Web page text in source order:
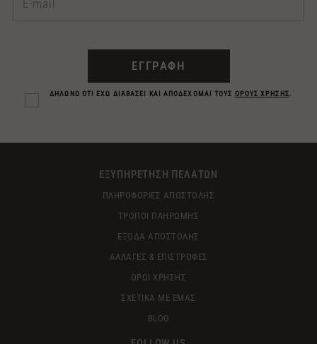
ΕΓΓΡΑΦΗ
ΔΗΛΩΝΩ ΟΤΙ ΕΧΩ ΔΙΑΒΑΣΕΙ ΚΑΙ ΑΠΟΔΕΧΟΜΑΙ ΤΟΥΣ ΟΡΟΥΣ ΧΡΗΣΗΣ.
ΕΞΥΠΗΡΕΤΗΣΗ ΠΕΛΑΤΩΝ
ΠΛΗΡΟΦΟΡΙΕΣ ΑΠΟΣΤΟΛΗΣ
ΤΡΟΠΟΙ ΠΛΗΡΩΜΗΣ
ΕΞΟΔΑ ΑΠΟΣΤΟΛΗΣ
ΑΛΛΑΓΕΣ & ΕΠΙΣΤΡΟΦΕΣ
ΟΡΟΙ ΧΡΗΣΗΣ
ΣΧΕΤΙΚΑ ΜΕ ΕΜΑΣ
BLOG